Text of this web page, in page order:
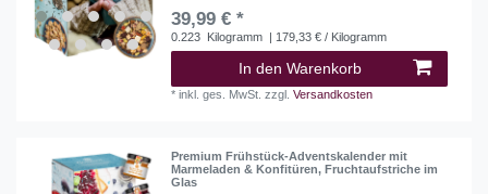
39,99 € *
0.223 Kilogramm | 179,33 € / Kilogramm
In den Warenkorb
*inkl. ges. MwSt. zzgl.Versandkosten
Premium Frühstück-Adventskalender mit
Marmeladen & Konfitüren, Fruchtaufstriche im
Glas